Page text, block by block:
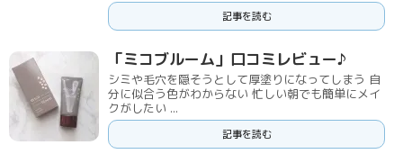
記事を読む
「ミコブルーム」口コミレビュー♪
シミや毛穴を隠そうとして厚塗りになってしまう 自
分に似合う色がわからない 忙しい朝でも簡単にメイ
クがしたい ...
記事を読む